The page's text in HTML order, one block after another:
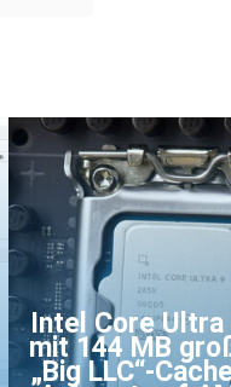
Intel Core Ultra
mit 144 MB
„Big LLC“-